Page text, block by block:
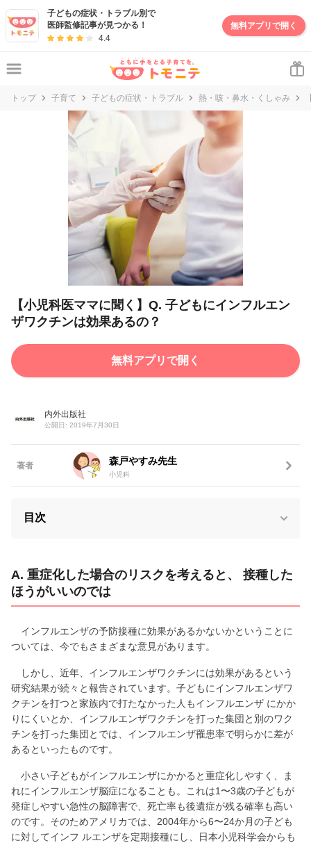
子どもの症状・トラブル別で
医師監修記事が見つかる！
4.4
無料アプリで開く
トップ 子育て 子どもの症状・トラブル 熱・咳・鼻水・くしゃみ
【小児科医ママに聞く】Q. 子どもにインフルエン
ザワクチンは効果あるの？
無料アプリで開く
内外出版社
公開日: 2019年7月30日
著者 森戸やすみ先生
小児科
目次
A. 重症化した場合のリスクを考えると、 接種した
ほうがいいのでは
インフルエンザの予防接種に効果があるかないかということに
ついては、今でもさまざまな意見があります。
しかし、近年、インフルエンザワクチンには効果があるという
研究結果が続々と報告されています。子どもにインフルエンザワ
クチンを打つと家族内で打たなかった人もインフルエンザ にかか
りにくいとか、インフルエンザワクチンを打った集団と別のワク
チンを打った集団とでは、インフルエンザ罹患率で明らかに差が
あるといったものです。
小さい子どもがインフルエンザにかかると重症化しやすく、ま
れにインフルエンザ脳症になることも。これは1〜3歳の子どもが
発症しやすい急性の脳障害で、死亡率も後遺症が残る確率も高い
のです。そのためアメリカでは、2004年から6〜24か月の子ども
に対してインフ ルエンザを定期接種にし、日本小児科学会からも
妊娠・出産・子育て情報サイト | トモニテ